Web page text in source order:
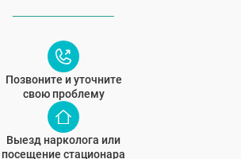
Позвоните и уточните
свою проблему
Выезд нарколога или
посещение стационара